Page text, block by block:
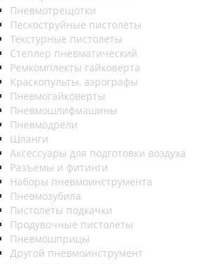
Пневмотрещотки
Пескоструйные пистолеты
Текстурные пистолеты
Степлер пневматический
Ремкомплекты гайковерта
Краскопульты, аэрографы
Пневмогайковерты
Пневмошлифмашины
Пневмодрели
Шланги
Аксессуары для подготовки воздуха
Разъемы и фитинги
Наборы пневмоинструмента
Пневмозубила
Пистолеты подкачки
Продувочные пистолеты
Пневмошприцы
Другой пневмоинструмент